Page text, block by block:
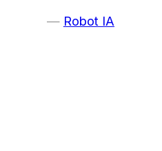
Robot IA